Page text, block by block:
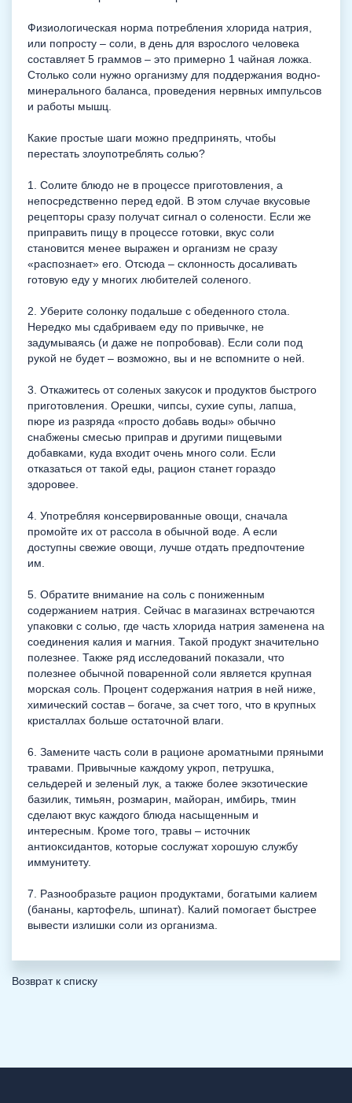
Физиологическая норма потребления хлорида натрия,
или попросту – соли, в день для взрослого человека
составляет 5 граммов – это примерно 1 чайная ложка.
Столько соли нужно организму для поддержания водно-
минерального баланса, проведения нервных импульсов
и работы мышц.
Какие простые шаги можно предпринять, чтобы
перестать злоупотреблять солью?
1. Солите блюдо не в процессе приготовления, а
непосредственно перед едой. В этом случае вкусовые
рецепторы сразу получат сигнал о солености. Если же
приправить пищу в процессе готовки, вкус соли
становится менее выражен и организм не сразу
«распознает» его. Отсюда – склонность досаливать
готовую еду у многих любителей соленого.
2. Уберите солонку подальше с обеденного стола.
Нередко мы сдабриваем еду по привычке, не
задумываясь (и даже не попробовав). Если соли под
рукой не будет – возможно, вы и не вспомните о ней.
3. Откажитесь от соленых закусок и продуктов быстрого
приготовления. Орешки, чипсы, сухие супы, лапша,
пюре из разряда «просто добавь воды» обычно
снабжены смесью приправ и другими пищевыми
добавками, куда входит очень много соли. Если
отказаться от такой еды, рацион станет гораздо
здоровее.
4. Употребляя консервированные овощи, сначала
промойте их от рассола в обычной воде. А если
доступны свежие овощи, лучше отдать предпочтение
им.
5. Обратите внимание на соль с пониженным
содержанием натрия. Сейчас в магазинах встречаются
упаковки с солью, где часть хлорида натрия заменена на
соединения калия и магния. Такой продукт значительно
полезнее. Также ряд исследований показали, что
полезнее обычной поваренной соли является крупная
морская соль. Процент содержания натрия в ней ниже,
химический состав – богаче, за счет того, что в крупных
кристаллах больше остаточной влаги.
6. Замените часть соли в рационе ароматными пряными
травами. Привычные каждому укроп, петрушка,
сельдерей и зеленый лук, а также более экзотические
базилик, тимьян, розмарин, майоран, имбирь, тмин
сделают вкус каждого блюда насыщенным и
интересным. Кроме того, травы – источник
антиоксидантов, которые сослужат хорошую службу
иммунитету.
7. Разнообразьте рацион продуктами, богатыми калием
(бананы, картофель, шпинат). Калий помогает быстрее
вывести излишки соли из организма.
Возврат к списку